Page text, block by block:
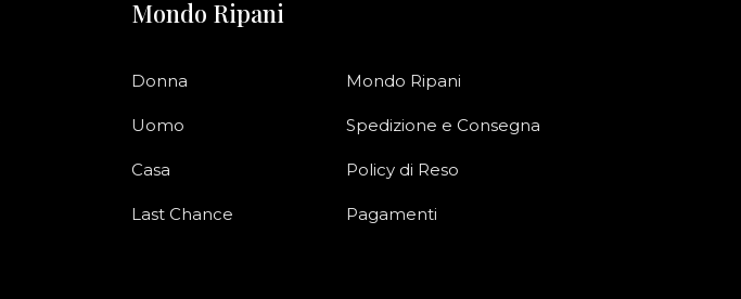
Mondo Ripani
Donna
Uomo
Casa
Last Chance
Mondo Ripani
Spedizione e Consegna
Policy di Reso
Pagamenti